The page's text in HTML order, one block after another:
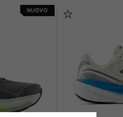
43 / US 9.5 EUR 42.5 / US 9
EUR 45 / US 11
NUOVO